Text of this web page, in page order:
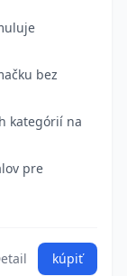
bez
kategórií na
pre
kúpiť